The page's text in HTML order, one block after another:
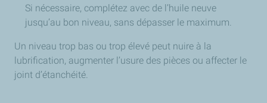
Si nécessaire, complétez avec de l’huile neuve
jusqu’au bon niveau, sans dépasser le maximum.
Un niveau trop bas ou trop élevé peut nuire à la
lubrification, augmenter l’usure des pièces ou affecter le
joint d’étanchéité.